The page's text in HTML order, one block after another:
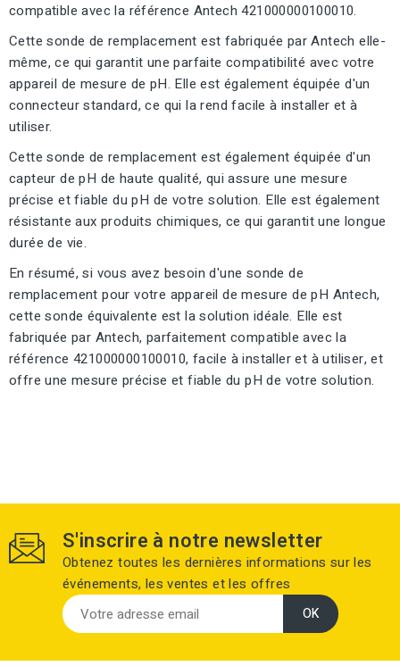
compatible avec la référence Antech 421000000100010.
Cette sonde de remplacement est fabriquée par Antech elle-
même, ce qui garantit une parfaite compatibilité avec votre
appareil de mesure de pH. Elle est également équipée d'un
connecteur standard, ce qui la rend facile à installer et à
utiliser.
Cette sonde de remplacement est également équipée d'un
capteur de pH de haute qualité, qui assure une mesure
précise et fiable du pH de votre solution. Elle est également
résistante aux produits chimiques, ce qui garantit une longue
durée de vie.
En résumé, si vous avez besoin d'une sonde de
remplacement pour votre appareil de mesure de pH Antech,
cette sonde équivalente est la solution idéale. Elle est
fabriquée par Antech, parfaitement compatible avec la
référence 421000000100010, facile à installer et à utiliser, et
offre une mesure précise et fiable du pH de votre solution.
S'inscrire à notre newsletter
Obtenez toutes les dernières informations sur les
événements, les ventes et les offres